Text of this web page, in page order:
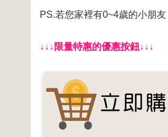
PS.若您家裡有0~4歲的小朋友
↓↓↓限量特惠的優惠按鈕↓↓↓